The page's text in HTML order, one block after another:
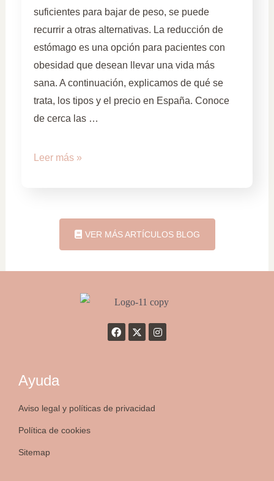
suficientes para bajar de peso, se puede
recurrir a otras alternativas. La reducción de
estómago es una opción para pacientes con
obesidad que desean llevar una vida más
sana. A continuación, explicamos de qué se
trata, los tipos y el precio en España. Conoce
de cerca las …
Leer más »
VER MÁS ARTÍCULOS BLOG
Ayuda
Aviso legal y políticas de privacidad
Política de cookies
Sitemap